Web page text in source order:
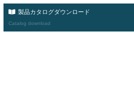
製品カタログダウンロード
Catalog download